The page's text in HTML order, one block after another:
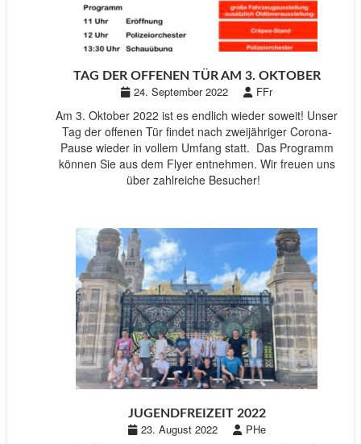
TAG DER OFFENEN TÜR AM 3. OKTOBER
24. September 2022 FFr
Am 3. Oktober 2022 ist es endlich wieder soweit! Unser
Tag der offenen Tür findet nach zweijähriger Corona-
Pause wieder in vollem Umfang statt. Das Programm
können Sie aus dem Flyer entnehmen. Wir freuen uns
über zahlreiche Besucher!
JUGENDFREIZEIT 2022
23. August 2022 PHe